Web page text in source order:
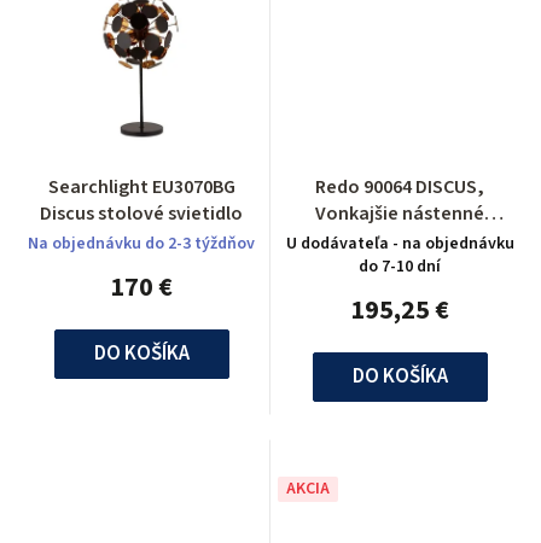
Searchlight EU3070BG
Discus stolové svietidlo
Na objednávku do 2-3 týždňov
170 €
DO KOŠÍKA
Redo 90064 DISCUS,
Vonkajšie nástenné
svietidlo
U dodávateľa - na objednávku
do 7-10 dní
195,25 €
DO KOŠÍKA
AKCIA